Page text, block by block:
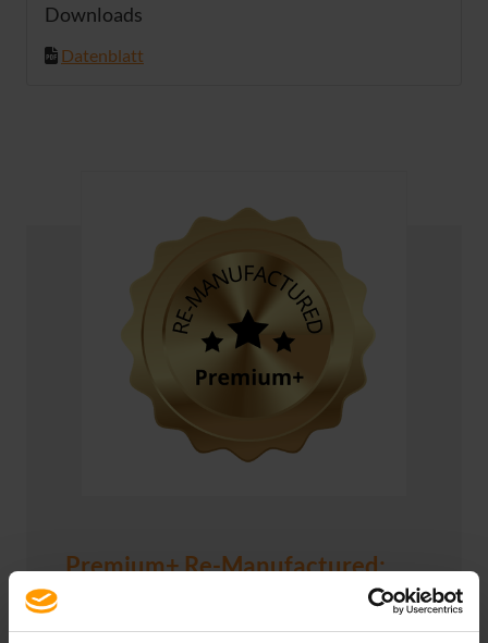
Downloads
Datenblatt
Premium+ Re-Manufactured: